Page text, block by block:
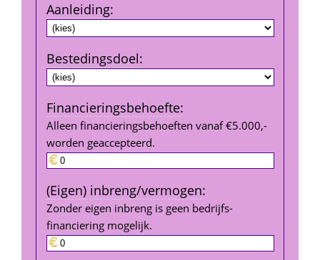
Aanleiding:
Bestedings­doel:
Financierings­behoefte:
Alleen financieringsbehoeften vanaf €5.000,-
worden geaccepteerd.
(Eigen) inbreng/vermogen:
Zonder eigen inbreng is geen bedrijfs­
financiering mogelijk.